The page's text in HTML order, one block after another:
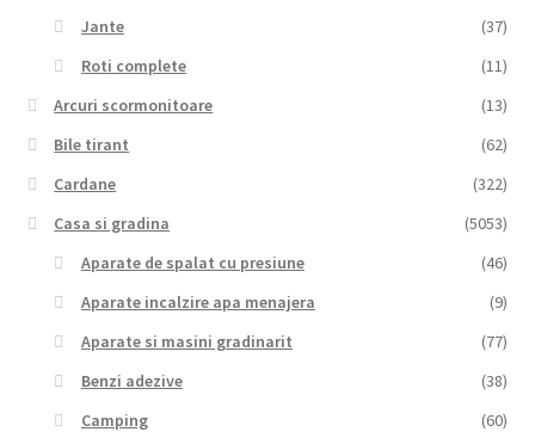
Jante
(37)
Roti complete
(11)
Arcuri scormonitoare
(13)
Bile tirant
(62)
Cardane
(322)
Casa si gradina
(5053)
Aparate de spalat cu presiune
(46)
Aparate incalzire apa menajera
(9)
Aparate si masini gradinarit
(77)
Benzi adezive
(38)
Camping
(60)